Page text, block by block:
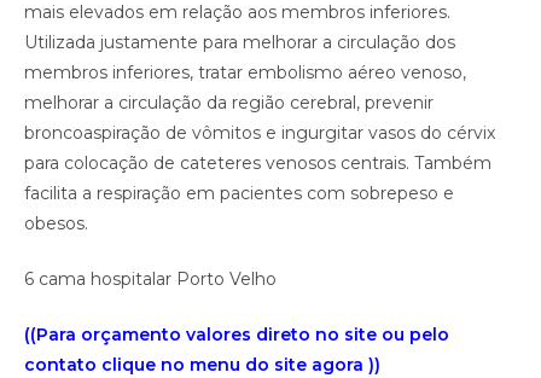
mais elevados em relação aos membros inferiores.
Utilizada justamente para melhorar a circulação dos
membros inferiores, tratar embolismo aéreo venoso,
melhorar a circulação da região cerebral, prevenir
broncoaspiração de vômitos e ingurgitar vasos do cérvix
para colocação de cateteres venosos centrais. Também
facilita a respiração em pacientes com sobrepeso e
obesos.
6 cama hospitalar Porto Velho
((Para orçamento valores direto no site ou pelo
contato clique no menu do site agora ))